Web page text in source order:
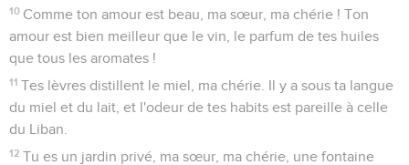
10 Comme ton amour est beau, ma sœur, ma chérie ! Ton
amour est bien meilleur que le vin, le parfum de tes huiles
que tous les aromates !
11 Tes lèvres distillent le miel, ma chérie. Il y a sous ta langue
du miel et du lait, et l'odeur de tes habits est pareille à celle
du Liban.
12 Tu es un jardin privé, ma sœur, ma chérie, une fontaine